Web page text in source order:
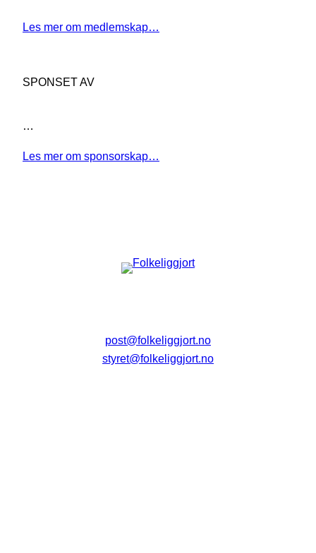
Les mer om medlemskap…
SPONSET AV
…
Les mer om sponsorskap…
post@folkeliggjort.no
styret@folkeliggjort.no